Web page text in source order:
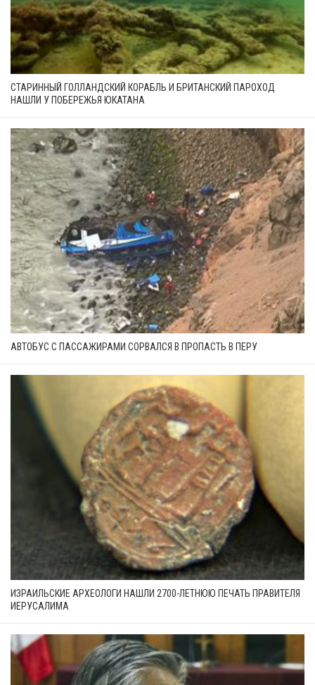
СТАРИННЫЙ ГОЛЛАНДСКИЙ КОРАБЛЬ И БРИТАНСКИЙ ПАРОХОД
НАШЛИ У ПОБЕРЕЖЬЯ ЮКАТАНА
АВТОБУС С ПАССАЖИРАМИ СОРВАЛСЯ В ПРОПАСТЬ В ПЕРУ
ИЗРАИЛЬСКИЕ АРХЕОЛОГИ НАШЛИ 2700-ЛЕТНЮЮ ПЕЧАТЬ ПРАВИТЕЛЯ
ИЕРУСАЛИМА